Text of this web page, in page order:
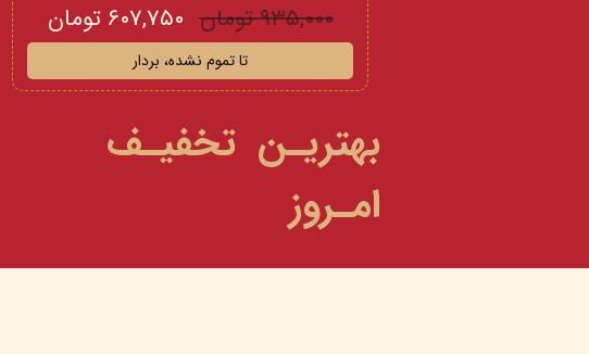
بهتریـن تخفیـف
امـروز
۹۳۵,۰۰۰ تومان ۶۰۷,۷۵۰ تومان
تا تموم نشده، بردار